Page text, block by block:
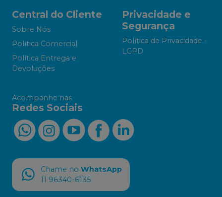
Central do Cliente
Sobre Nós
Política Comercial
Política Entrega e
Devoluções
Privacidade e
Segurança
Política de Privacidade -
LGPD
Acompanhe nas
Redes Sociais
Chame no WhatsApp
11 96340-6135